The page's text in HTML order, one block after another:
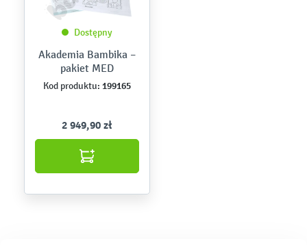
Dostępny
Akademia Bambika –
pakiet MED
Kod produktu: 199165
2 949,90 zł